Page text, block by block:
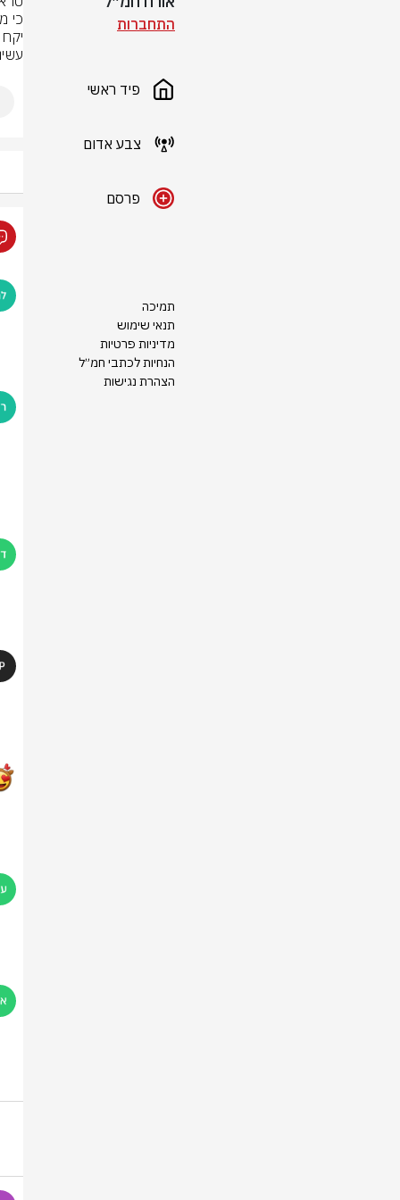
התחברות
פיד ראשי
צבע אדום
פרסם
תמיכה
תנאי שימוש
מדיניות פרטיות
הנחיות לכתבי חמ״ל
הצהרת נגישות